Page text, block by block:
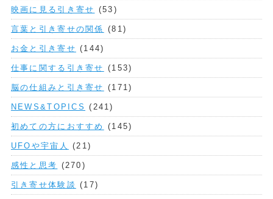
映画に見る引き寄せ (53)
言葉と引き寄せの関係 (81)
お金と引き寄せ (144)
仕事に関する引き寄せ (153)
脳の仕組みと引き寄せ (171)
NEWS&TOPICS (241)
初めての方におすすめ (145)
UFOや宇宙人 (21)
感性と思考 (270)
引き寄せ体験談 (17)